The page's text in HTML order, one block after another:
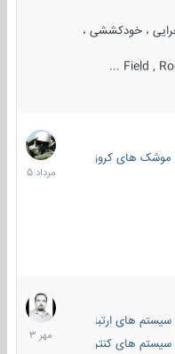
، خودکششی ،
Field ,
های کروز
2
مرداد
1405
های ارتباطی و جمع آوری
های کنترل آتش و تجهیزات
1
مهر
1403